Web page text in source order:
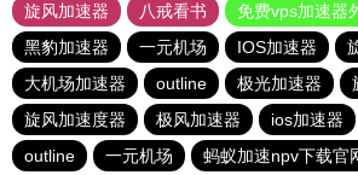
旋风加速器
八戒看书
免费vps加速器
黑豹加速器
一元机场 IOS加速器
大机场加速器
outline 极光加速器
旋风加速度器
极风加速器 ios加速器
outline
一元机场 蚂蚁加速npv下载官